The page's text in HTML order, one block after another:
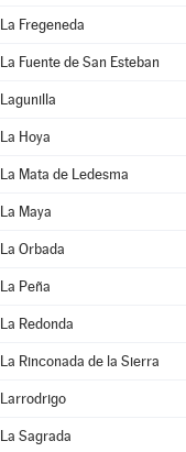
La Fregeneda
La Fuente de San Esteban
Lagunilla
La Hoya
La Mata de Ledesma
La Maya
La Orbada
La Peña
La Redonda
La Rinconada de la Sierra
Larrodrigo
La Sagrada